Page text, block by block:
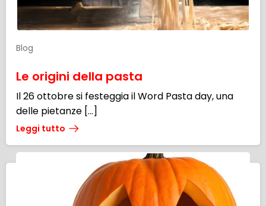
Blog
Le origini della pasta
Il 26 ottobre si festeggia il Word Pasta day, una
delle pietanze […]
Leggi tutto